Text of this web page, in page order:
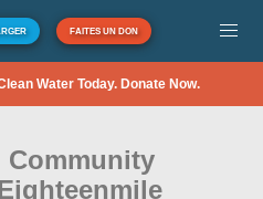
FAITES UN DON
Water Today. Donate Now.
Community